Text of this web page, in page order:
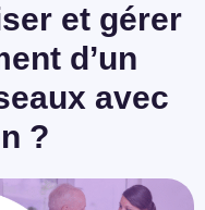
et gérer
d’un
avec
?